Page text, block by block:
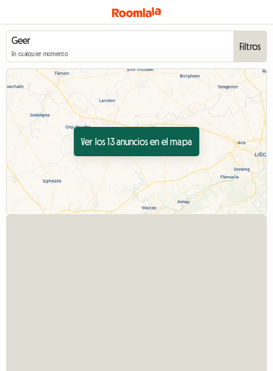
En cualquier momento
Filtros
Ver los 13 anuncios en el mapa